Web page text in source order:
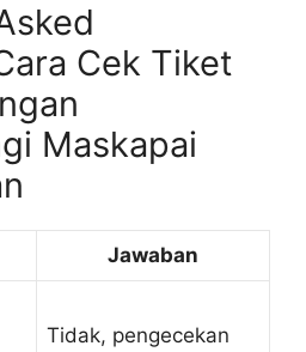
Cek Tiket
Maskapai
Jawaban
Tidak, pengecekan